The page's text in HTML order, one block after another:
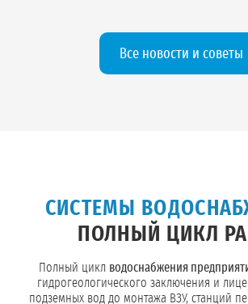
Все новости и советы
СИСТЕМЫ
ПОЛНЫЙ ЦИКЛ
Полный цикл водоснабжения
гидрогеологического заключения и
подземных вод до монтажа ВЗУ, станций